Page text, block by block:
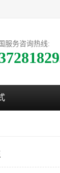
服务咨询热线: